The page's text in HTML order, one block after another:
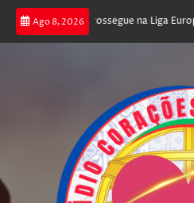
Ago 8, 2026
joga poker e prossegue na Liga Europa